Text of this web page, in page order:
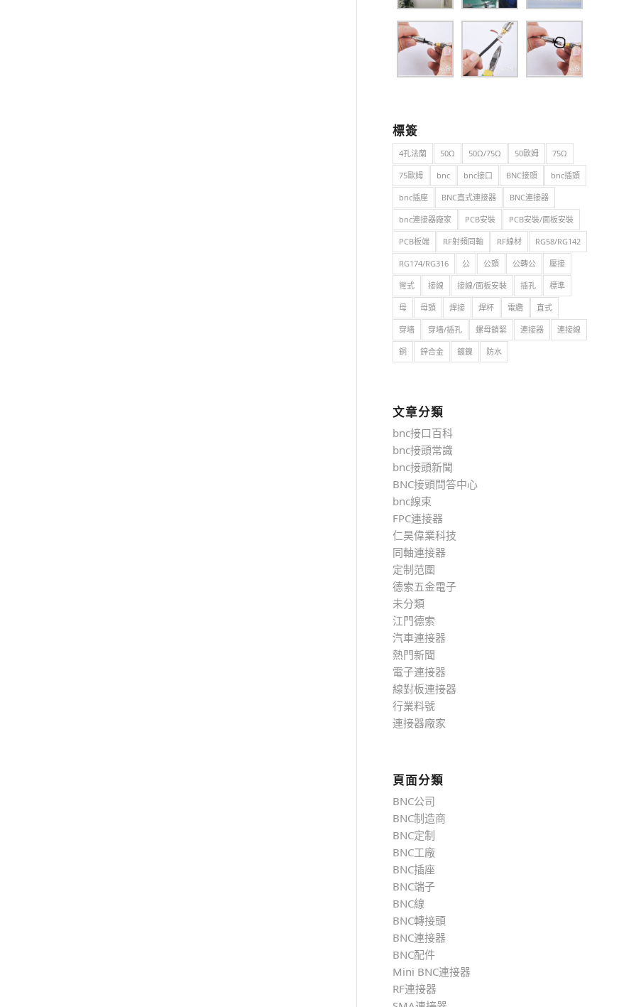
標簽
4孔法蘭 50Ω 50Ω/75Ω 50歐姆 75Ω
75歐姆 bnc bnc接口 BNC接頭 bnc插頭
bnc插座 BNC直式連接器 BNC連接器
bnc連接器廠家 PCB安裝 PCB安裝/面板安裝
PCB板端 RF射頻同軸 RF線材 RG58/RG142
RG174/RG316 公 公頭 公轉公 壓接
彎式 接線 接線/面板安裝 插孔 標準
母 母頭 焊接 焊杯 電纜 直式
穿墻 穿墻/插孔 螺母鎖緊 連接器 連接線
銅 鋅合金 鍍鎳 防水
文章分類
bnc接口百科
bnc接頭常識
bnc接頭新聞
BNC接頭問答中心
bnc線束
FPC連接器
仁昊偉業科技
同軸連接器
定制范圍
德索五金電子
未分類
江門德索
汽車連接器
熱門新聞
電子連接器
線對板連接器
行業料號
連接器廠家
頁面分類
BNC公司
BNC制造商
BNC定制
BNC工廠
BNC插座
BNC端子
BNC線
BNC轉接頭
BNC連接器
BNC配件
Mini BNC連接器
RF連接器